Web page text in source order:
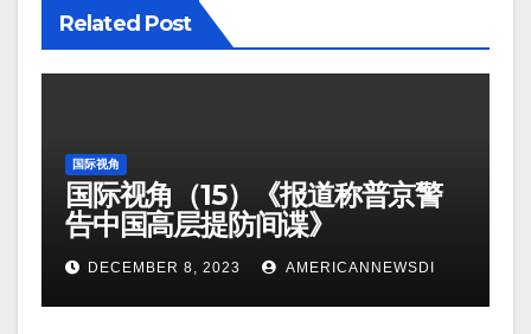
Related Post
国际视角
国际视角（15）《报道称普京警
告中国高层提防间谍》
DECEMBER 8, 2023 AMERICANNEWSDI